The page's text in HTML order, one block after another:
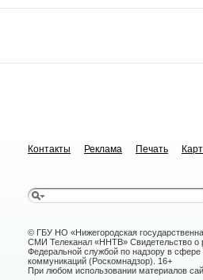
Контакты Реклама Печать
© ГБУ НО «Нижегородская
СМИ Телеканал «ННТВ» Свидетельство о
Федеральной службой по надзору в
коммуникаций (Роскомнадзор). 16+
При любом использовании материалов